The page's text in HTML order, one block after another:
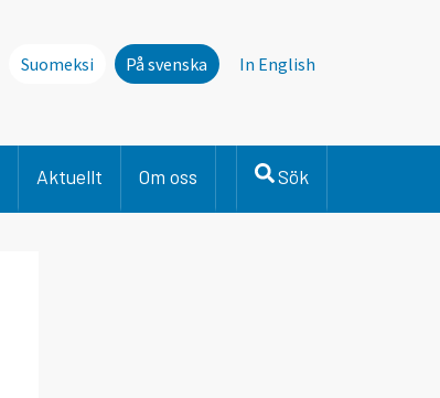
Suomeksi På svenska In English
Aktuellt Om oss Sök